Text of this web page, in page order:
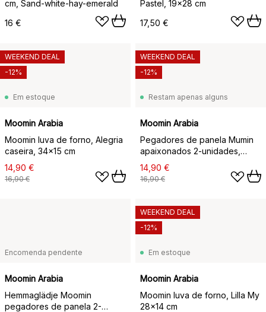
cm, Sand-white-hay-emerald
16 €
Pastel, 19x28 cm
17,50 €
Em estoque
Moomin Arabia
Moomin luva de forno, Alegria
caseira, 34x15 cm
14,90 €
16,90 €
WEEKEND DEAL
-12%
Restam apenas alguns
Moomin Arabia
Pegadores de panela Mumin
apaixonados 2-unidades,
22x22 cm
14,90 €
16,90 €
WEEKEND DEAL
-12%
Encomenda pendente
Moomin Arabia
Hemmaglädje Moomin
pegadores de panela 2-
Em estoque
Moomin Arabia
Moomin luva de forno, Lilla My
28x14 cm
WEEKEND DEAL
-12%